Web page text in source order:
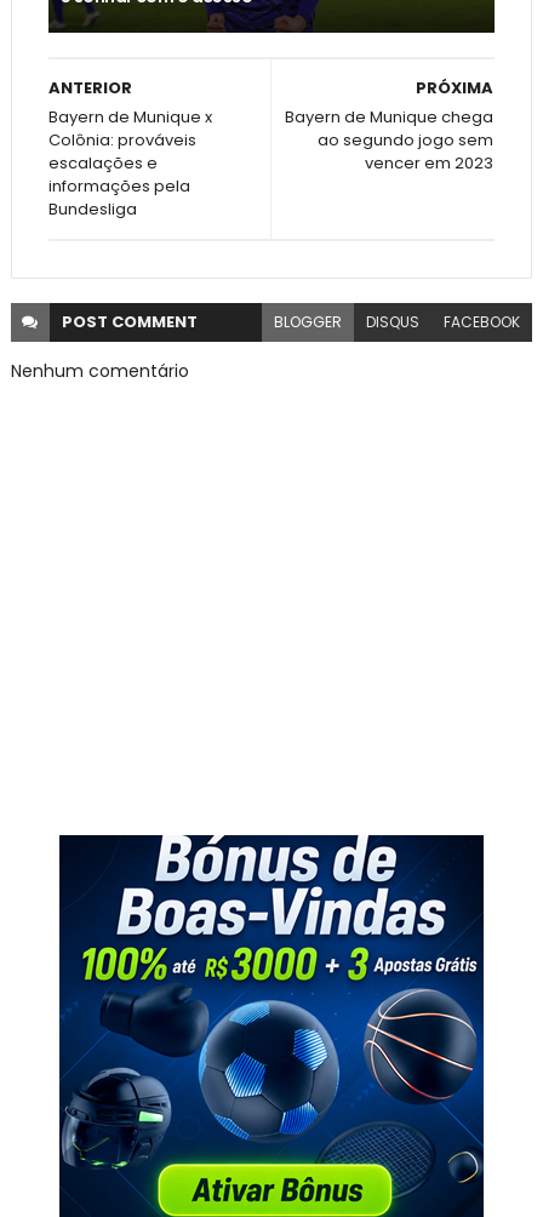
PRÓXIMA
Bayern de Munique chega
ao segundo jogo sem
vencer em 2023
ANTERIOR
Bayern de Munique x
Colônia: prováveis
escalações e
informações pela
Bundesliga
POST COMMENT BLOGGER DISQUS FACEBOOK
Nenhum comentário